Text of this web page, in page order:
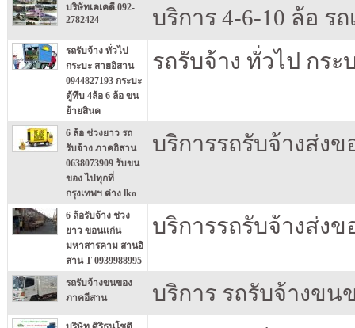
บริษัทเคเคดี 092-
2782424
บริการ 4-6-10 ล้อ ร
รถรับจ้าง ทั่วไป
กระบะ สายอิสาน
0944827193 กระบะ
ตู้ทึบ 4ล้อ 6 ล้อ ขน
ย้ายสินค
รถรับจ้าง ทั่วไป กระ
6 ล้อ ช่วงยาว รถ
รับจ้าง ภาคอิสาน
0638073909 รับขน
ของ ไปทุกที่
กรุงเทพฯ ต่าง lko
บริการรถรับจ้างส่งข
6 ล้อรับจ้าง ช่วง
ยาว ขอนเเก่น
มหาสารคาม สานอิ
สาน T 0939988995
บริการรถรับจ้างส่งข
รถรับจ้างขนของ
ภาคอีสาน
บริการ รถรับจ้างขน